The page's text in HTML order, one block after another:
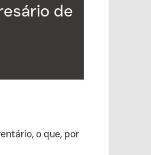
de
o que, por